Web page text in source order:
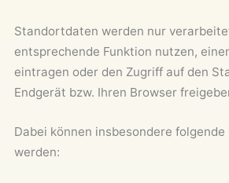
Standortdaten werden nur
entsprechende Funktion nutzen,
eintragen oder den Zugriff auf den
Endgerät bzw. Ihren Browser
Dabei können insbesondere
werden: